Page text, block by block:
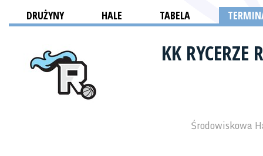
DRUŻYNY HALE TABELA
KK RYCERZE
Środowiskowa